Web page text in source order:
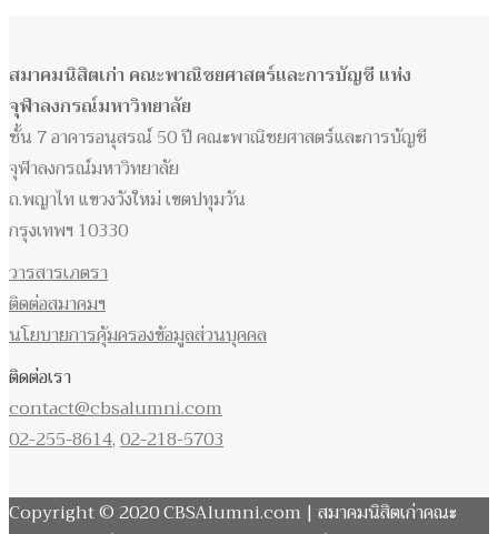
สมาคมนิสิตเก่า คณะพาณิชยศาสตร์และการบัญชี แห่ง
จุฬาลงกรณ์มหาวิทยาลัย
ชั้น 7 อาคารอนุสรณ์ 50 ปี คณะพาณิชยศาสตร์และการบัญชี
จุฬาลงกรณ์มหาวิทยาลัย
ถ.พญาไท แขวงวังใหม่ เขตปทุมวัน
กรุงเทพฯ 10330
วารสารเภตรา
ติดต่อสมาคมฯ
นโยบายการคุ้มครองข้อมูลส่วนบุคคล
ติดต่อเรา
contact@cbsalumni.com
02-255-8614,02-218-5703
Copyright © 2020 CBSAlumni.com | สมาคมนิสิตเก่าคณะ